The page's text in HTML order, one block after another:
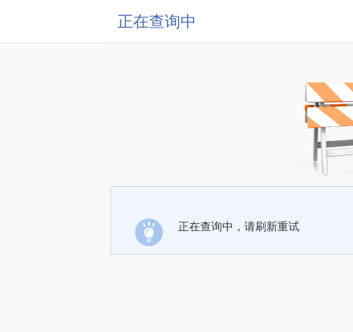
正在查询中
正在查询中，请刷新重试